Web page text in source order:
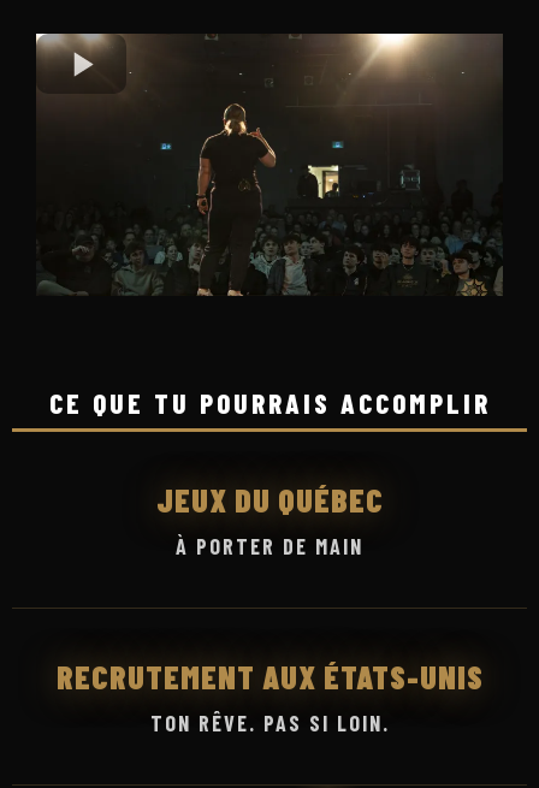
CE QUE TU POURRAIS ACCOMPLIR
JEUX DU QUÉBEC
À PORTER DE MAIN
RECRUTEMENT AUX ÉTATS-UNIS
TON RÊVE. PAS SI LOIN.